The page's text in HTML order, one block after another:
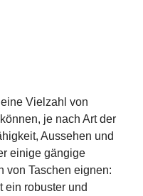
Vielzahl von
je nach Art der
Aussehen und
einige gängige
von Taschen eignen:
ein robuster und